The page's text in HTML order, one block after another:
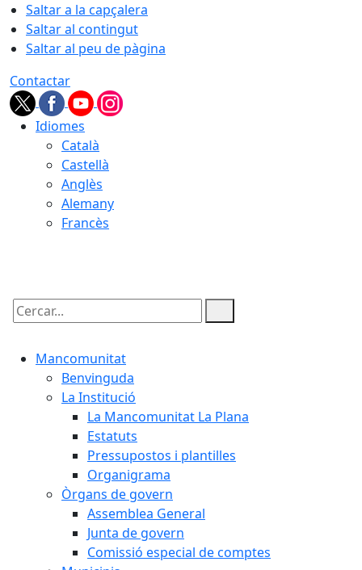
Saltar a la capçalera
Saltar al contingut
Saltar al peu de pàgina
Contactar
Idiomes
Català
Castellà
Anglès
Alemany
Francès
Cercar:
Mancomunitat
Benvinguda
La Institució
La Mancomunitat La Plana
Estatuts
Pressupostos i plantilles
Organigrama
Òrgans de govern
Assemblea General
Junta de govern
Comissió especial de comptes